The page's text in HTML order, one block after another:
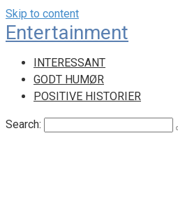
Skip to content
Entertainment
INTERESSANT
GODT HUMØR
POSITIVE HISTORIER
Search: